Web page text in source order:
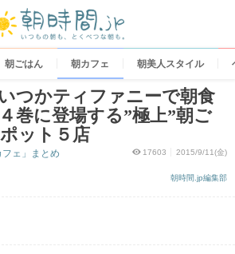
朝ごはん 朝カフェ 朝美人スタイル
つかティファニーで朝食
巻に登場する”極上”朝ご
ット５店
17603 2015/9/11(金)
朝時間.jp編集部
ェ」まとめ